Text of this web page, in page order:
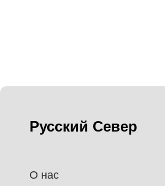
Русский Север
О нас